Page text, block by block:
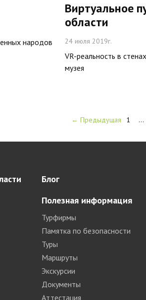
народов
Виртуальное
области
24 июля 2019г.
VR-реальность в
музея
← Предыдущая 1 …
Блог
Полезная информация
Турфирмы
Памятка по безопасности
Туры
Маршруты
Экскурсии
Документы
Аттестация